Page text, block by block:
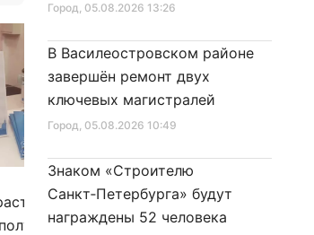
Александр Беглов подписал
Закон «О внесении изменения
в Закон Санкт‑Петербурга
Город, 05.08.2026 13:26
Город, 05.08.2026 10:49
В Василеостровском районе
завершён ремонт двух
ключевых магистралей
Знаком «Строителю
Санкт‑Петербурга» будут
награждены 52 человека